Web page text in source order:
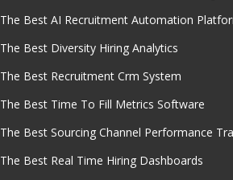
The Best AI Recruitment Automation
The Best Diversity Hiring Analytics
The Best Recruitment Crm System
The Best Time To Fill Metrics Software
The Best Sourcing Channel Performance
The Best Real Time Hiring Dashboards